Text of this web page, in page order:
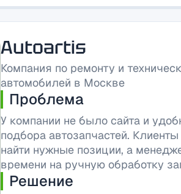
Autoartis
Компания по ремонту и
автомобилей в Москве
Проблема
У компании не было сайта и
подбора автозапчастей.
найти нужные позиции, а
времени на ручную обработку
Решение